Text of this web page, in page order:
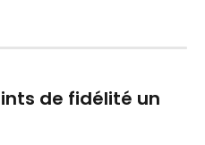
de fidélité un